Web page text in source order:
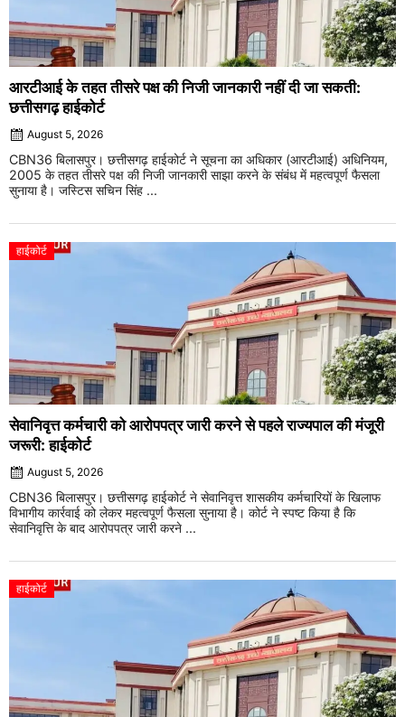
आरटीआई के तहत तीसरे पक्ष की निजी जानकारी नहीं दी जा सकती:
छत्तीसगढ़ हाईकोर्ट
August 5, 2026
CBN36 बिलासपुर। छत्तीसगढ़ हाईकोर्ट ने सूचना का अधिकार (आरटीआई) अधिनियम,
2005 के तहत तीसरे पक्ष की निजी जानकारी साझा करने के संबंध में महत्वपूर्ण फैसला
सुनाया है। जस्टिस सचिन सिंह ...
हाईकोर्ट
सेवानिवृत्त कर्मचारी को आरोपपत्र जारी करने से पहले राज्यपाल की मंजूरी
जरूरी: हाईकोर्ट
August 5, 2026
CBN36 बिलासपुर। छत्तीसगढ़ हाईकोर्ट ने सेवानिवृत्त शासकीय कर्मचारियों के खिलाफ
विभागीय कार्रवाई को लेकर महत्वपूर्ण फैसला सुनाया है। कोर्ट ने स्पष्ट किया है कि
सेवानिवृत्ति के बाद आरोपपत्र जारी करने ...
हाईकोर्ट